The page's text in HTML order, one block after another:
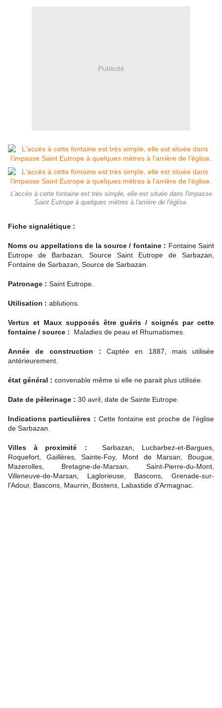
Publicité
L'accès à cette fontaine est très simple, elle est située dans l'impasse
Saint Eutrope à quelques mètres à l'arrière de l'église.
Fiche signalétique :
Noms ou appellations de la source / fontaine : Fontaine Saint
Eutrope de Barbazan, Source Saint Eutrope de Sarbazan,
Fontaine de Sarbazan, Source de Sarbazan.
Patronage : Saint Eutrope.
Utilisation : ablutions.
Vertus et Maux supposés être guéris / soignés par cette
fontaine / source : Maladies de peau et Rhumatismes.
Année de construction : Captée en 1887, mais utilisée
antérieurement.
état général : convenable même si elle ne parait plus utilisée.
Date de pèlerinage : 30 avril, date de Sainte Eutrope.
Indications particulières : Cette fontaine est proche de l'église
de Sarbazan.
Villes à proximité : Sarbazan, Lucbarbez-et-Bargues,
Roquefort, Gaillères, Sainte-Foy, Mont de Marsan, Bougue,
Mazerolles, Bretagne-de-Marsan, Saint-Pierre-du-Mont,
Villeneuve-de-Marsan, Laglorieuse, Bascons, Grenade-sur-
l'Adour, Bascons, Maurrin, Bostens, Labastide d'Armagnac.